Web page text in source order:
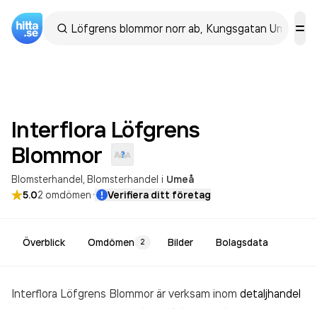
Interflora Löfgrens
Blommor
Blomsterhandel Blomsterhandel i Umeå
5.02 omdömen· Verifiera ditt företag
Överblick Omdömen 2 Bilder Bolagsdata
Interflora Löfgrens Blommor är verksam inom detaljhandel